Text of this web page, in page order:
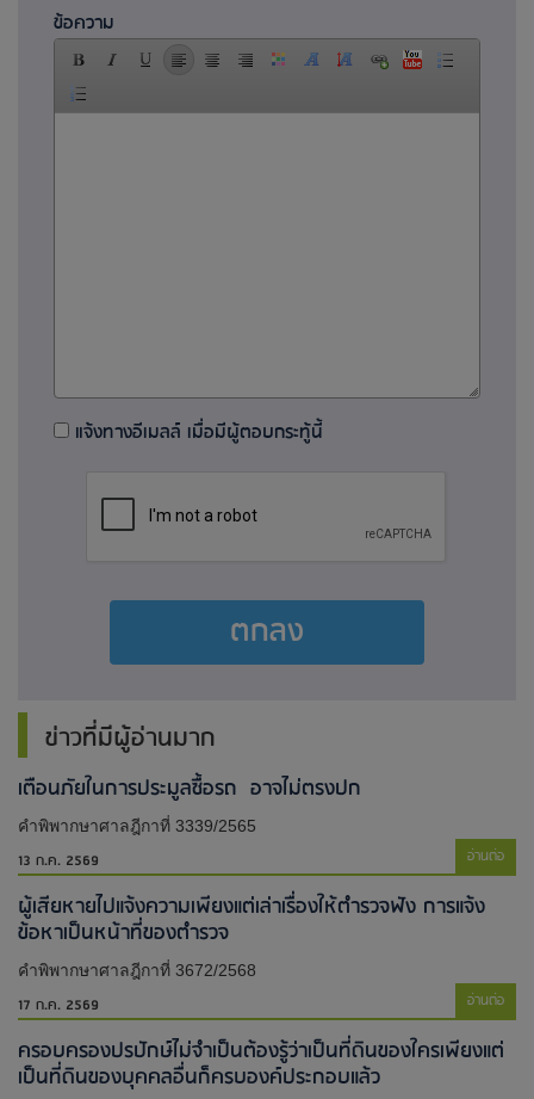
ข้อความ
แจ้งทางอีเมลล์ เมื่อมีผู้ตอบกระทู้นี้
ตกลง
ข่าวที่มีผู้อ่านมาก
เตือนภัยในการประมูลซื้อรถ อาจไม่ตรงปก
คำพิพากษาศาลฎีกาที่ 3339/2565
13 ก.ค. 2569 อ่านต่อ
ผู้เสียหายไปแจ้งความเพียงแต่เล่าเรื่องให้ตำรวจฟัง การแจ้ง
ข้อหาเป็นหน้าที่ของตำรวจ
คำพิพากษาศาลฎีกาที่ 3672/2568
17 ก.ค. 2569 อ่านต่อ
ครอบครองปรปักษ์ไม่จำเป็นต้องรู้ว่าเป็นที่ดินของใครเพียงแต่
เป็นที่ดินของบุคคลอื่นก็ครบองค์ประกอบแล้ว